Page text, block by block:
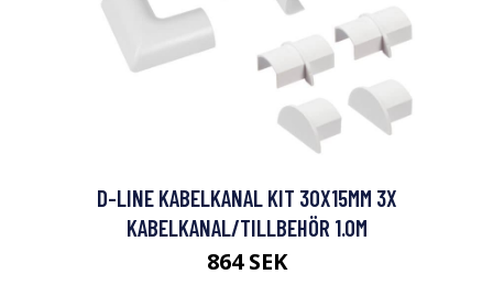
D-LINE KABELKANAL KIT 30X15MM 3X
KABELKANAL/TILLBEHÖR 1.0M
864 SEK